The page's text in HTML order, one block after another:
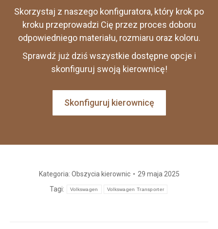
Skorzystaj z naszego konfiguratora, który krok po
kroku przeprowadzi Cię przez proces doboru
odpowiedniego materiału, rozmiaru oraz koloru.
Sprawdź już dziś wszystkie dostępne opcje i
skonfiguruj swoją kierownicę!
Skonfiguruj kierownicę
Kategoria: Obszycia kierownic
29 maja 2025
Tagi:
Volkswagen Volkswagen Transporter